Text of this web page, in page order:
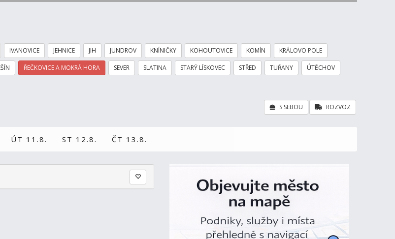
IVANOVICE JEHNICE JIH JUNDROV KNÍNIČKY KOHOUTOVICE KOMÍN KRÁLOVO POLE
ŘEČKOVICE A MOKRÁ HORA SEVER SLATINA STARÝ LÍSKOVEC STŘED TUŘANY ÚTĚCHOV
ROZVOZ
S SEBOU
ÚT 11.8. ST 12.8. ČT 13.8.